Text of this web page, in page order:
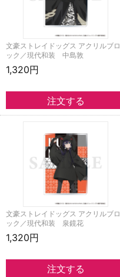
文豪ストレイドッグス アクリルブロ
ック／現代和装 中島敦
1,320円
文豪ストレイドッグス アクリルブロ
ック／現代和装 泉鏡花
1,320円